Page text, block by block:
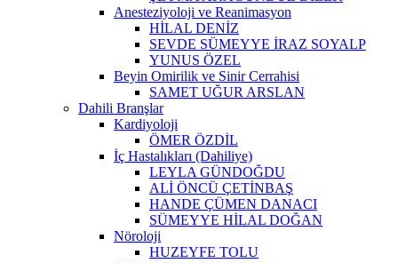
Anesteziyoloji ve Reanimasyon
HİLAL DENİZ
SEVDE SÜMEYYE İRAZ SOYALP
YUNUS ÖZEL
Beyin Omirilik ve Sinir Cerrahisi
SAMET UĞUR ARSLAN
Dahili Branşlar
Kardiyoloji
ÖMER ÖZDİL
İç Hastalıkları (Dahiliye)
LEYLA GÜNDOĞDU
ALİ ÖNCÜ ÇETİNBAŞ
HANDE ÇÜMEN DANACI
SÜMEYYE HİLAL DOĞAN
Nöroloji
HUZEYFE TOLU